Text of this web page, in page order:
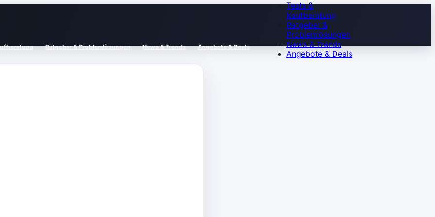
Ratgeber & Problemlösungen News & Trends Angebote & Deals
Tests &
Kaufberatung
Ratgeber &
Problemlösungen
News & Trends
Angebote & Deals